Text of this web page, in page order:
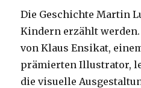
Die Geschichte Martin
Kindern erzählt
von Klaus Ensikat,
prämierten Illustrator,
die visuelle